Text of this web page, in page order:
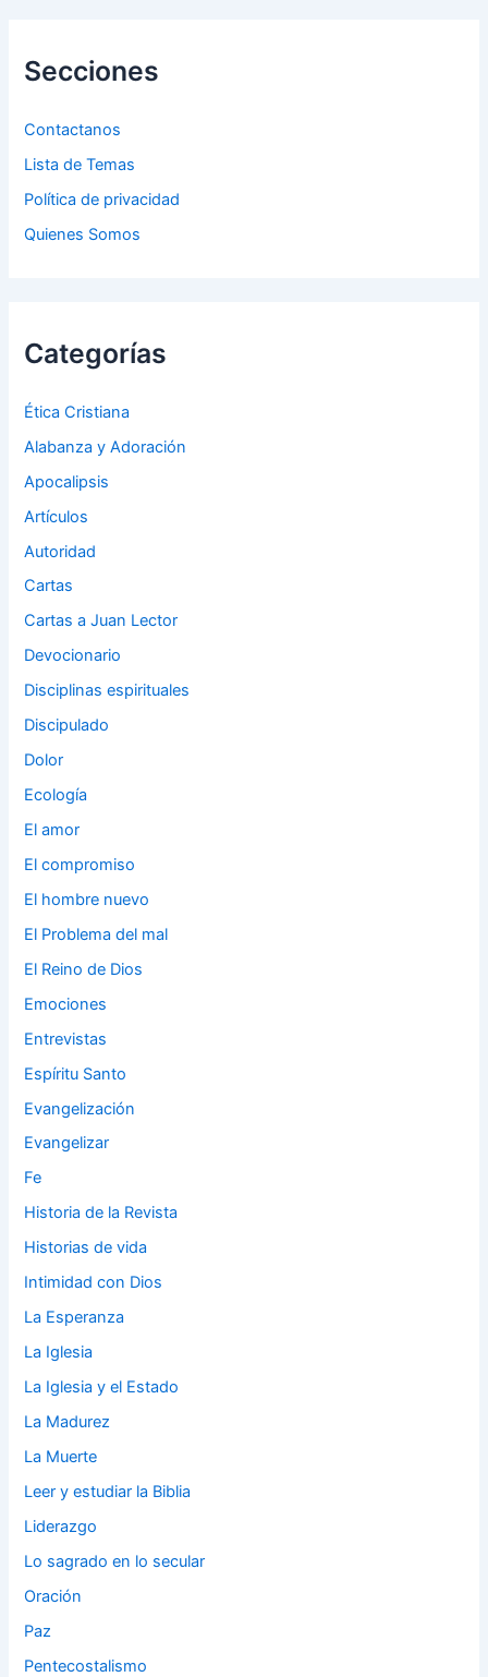
p
o
:
Secciones
Contactanos
Lista de Temas
Política de privacidad
Quienes Somos
Categorías
Ética Cristiana
Alabanza y Adoración
Apocalipsis
Artículos
Autoridad
Cartas
Cartas a Juan Lector
Devocionario
Disciplinas espirituales
Discipulado
Dolor
Ecología
El amor
El compromiso
El hombre nuevo
El Problema del mal
El Reino de Dios
Emociones
Entrevistas
Espíritu Santo
Evangelización
Evangelizar
Fe
Historia de la Revista
Historias de vida
Intimidad con Dios
La Esperanza
La Iglesia
La Iglesia y el Estado
La Madurez
La Muerte
Leer y estudiar la Biblia
Liderazgo
Lo sagrado en lo secular
Oración
Paz
Pentecostalismo